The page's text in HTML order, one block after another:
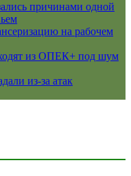
причинами одной
на рабочем
из ОПЕК+ под шум
из-за атак